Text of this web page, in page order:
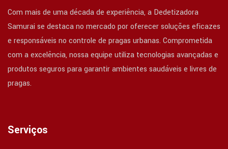
Com mais de uma década de experiência, a Dedetizadora
Samurai se destaca no mercado por oferecer soluções eficazes
e responsáveis no controle de pragas urbanas. Comprometida
com a excelência, nossa equipe utiliza tecnologias avançadas e
produtos seguros para garantir ambientes saudáveis e livres de
pragas.
Serviços